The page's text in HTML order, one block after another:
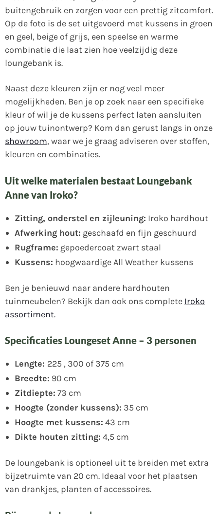
buitengebruik en zorgen voor een prettig zitcomfort.
Op de foto is de set uitgevoerd met kussens in groen
en geel, beige of grijs, een speelse en warme
combinatie die laat zien hoe veelzijdig deze
loungebank is.
Naast deze kleuren zijn er nog veel meer
mogelijkheden. Ben je op zoek naar een specifieke
kleur of wil je de kussens perfect laten aansluiten
op jouw tuinontwerp? Kom dan gerust langs in onze
showroom, waar we je graag adviseren over stoffen,
kleuren en combinaties.
Uit welke materialen bestaat Loungebank
Anne van Iroko?
Zitting, onderstel en zijleuning: Iroko hardhout
Afwerking hout: geschaafd en fijn geschuurd
Rugframe: gepoedercoat zwart staal
Kussens: hoogwaardige All Weather kussens
Ben je benieuwd naar andere hardhouten
tuinmeubelen? Bekijk dan ook ons complete Iroko
assortiment.
Specificaties Loungeset Anne – 3 personen
Lengte: 225 , 300 of 375 cm
Breedte: 90 cm
Zitdiepte: 73 cm
Hoogte (zonder kussens): 35 cm
Hoogte met kussens: 43 cm
Dikte houten zitting: 4,5 cm
De loungebank is optioneel uit te breiden met extra
bijzetruimte van 20 cm. Ideaal voor het plaatsen
van drankjes, planten of accessoires.